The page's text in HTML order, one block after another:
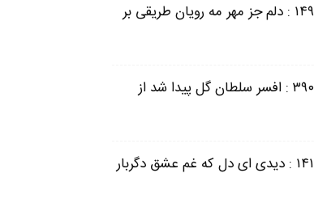
غزل شماره ۱۴۹ : دلم جز مهر مه رویان طریقی بر
غزل شماره ۳۹۰ : افسر سلطان گل پیدا شد از
غزل شماره ۱۴۱ : دیدی ای دل که غم عشق دگربار